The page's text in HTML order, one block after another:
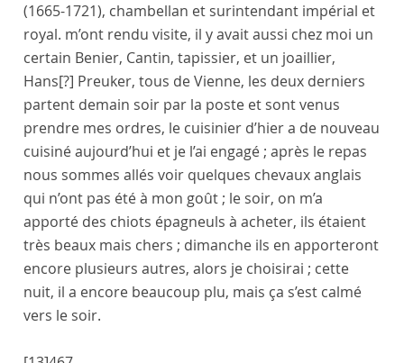
(1665-1721), chambellan et surintendant impérial et
royal. m’ont rendu visite, il y avait aussi chez moi un
certain Benier, Cantin, tapissier, et un joaillier,
Hans[?] Preuker, tous deVienne, les deux derniers
partent demain soir par la poste et sont venus
prendre mes ordres, le cuisinier d’hier a de nouveau
cuisiné aujourd’hui et je l’ai engagé ; après le repas
nous sommes allés voir quelques chevaux anglais
qui n’ont pas été à mon goût ; le soir, on m’a
apporté des chiots épagneuls à acheter, ils étaient
très beaux mais chers ; dimanche ils en apporteront
encore plusieurs autres, alors je choisirai ; cette
nuit, il a encore beaucoup plu, mais ça s’est calmé
vers le soir.